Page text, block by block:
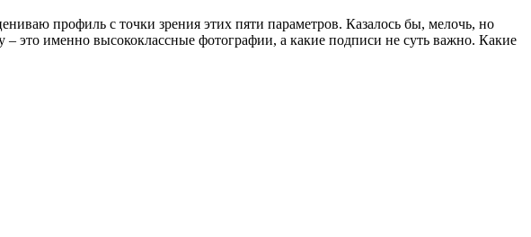
профиль с точки зрения этих пяти параметров. Казалось бы, мелочь, но
это именно высококлассные фотографии, а какие подписи не суть важно. Какие